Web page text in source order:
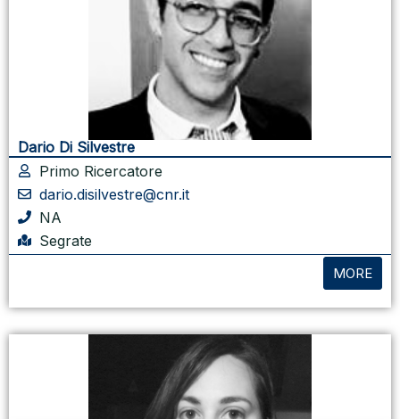
Dario Di Silvestre
Primo Ricercatore
dario.disilvestre@cnr.it
NA
Segrate
MORE